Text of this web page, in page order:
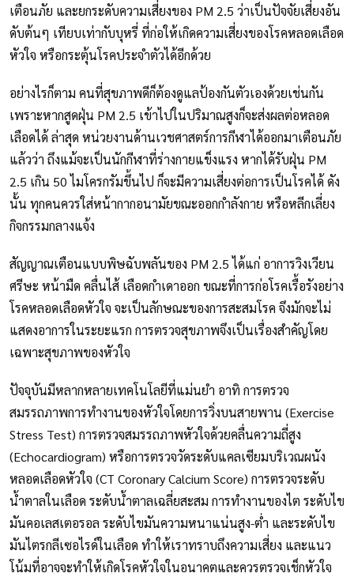
เตือนภัย และยกระดับความเสี่ยงของ PM 2.5 ว่าเป็นปัจจัยเสี่ยงอัน
ดับต้นๆ เทียบเท่ากับบุหรี่ ที่ก่อให้เกิดความเสี่ยงของโรคหลอดเลือด
หัวใจ หรือกระตุ้นโรคประจำตัวได้อีกด้วย
อย่างไรก็ตาม คนที่สุขภาพดีก็ต้องดูแลป้องกันตัวเองด้วยเช่นกัน
เพราะหากสูดฝุ่น PM 2.5 เข้าไปในปริมาณสูงก็จะส่งผลต่อหลอด
เลือดได้ ล่าสุด หน่วยงานด้านเวชศาสตร์การกีฬาได้ออกมาเตือนภัย
แล้วว่า ถึงแม้จะเป็นนักกีฬาที่ร่างกายแข็งแรง หากได้รับฝุ่น PM
2.5 เกิน 50 ไมโครกรัมขึ้นไป ก็จะมีความเสี่ยงต่อการเป็นโรคได้ ดัง
นั้น ทุกคนควรใส่หน้ากากอนามัยขณะออกกำลังกาย หรือหลีกเลี่ยง
กิจกรรมกลางแจ้ง
สัญญาณเตือนแบบพิษฉับพลันของ PM 2.5 ได้แก่ อาการวิงเวียน
ศรีษะ หน้ามืด คลื่นไส้ เลือดกำเดาออก ขณะที่การก่อโรคเรื้อรังอย่าง
โรคหลอดเลือดหัวใจ จะเป็นลักษณะของการสะสมโรค จึงมักจะไม่
แสดงอาการในระยะแรก การตรวจสุขภาพจึงเป็นเรื่องสำคัญโดย
เฉพาะสุขภาพของหัวใจ
ปัจจุบันมีหลากหลายเทคโนโลยีที่แม่นยำ อาทิ การตรวจ
สมรรถภาพการทำงานของหัวใจโดยการวิ่งบนสายพาน (Exercise
Stress Test) การตรวจสมรรถภาพหัวใจด้วยคลื่นความถี่สูง
(Echocardiogram) หรือการตรวจวัดระดับแคลเซียมบริเวณผนัง
หลอดเลือดหัวใจ (CT Coronary Calcium Score) การตรวจระดับ
น้ำตาลในเลือด ระดับน้ำตาลเฉลี่ยสะสม การทำงานของไต ระดับไข
มันคอเลสเตอรอล ระดับไขมันความหนาแน่นสูง-ต่ำ และระดับไข
มันไตรกลีเซอไรด์ในเลือด ทำให้เราทราบถึงความเสี่ยง และแนว
โน้มที่อาจจะทำให้เกิดโรคหัวใจในอนาคตและควรตรวจเช็กหัวใจ